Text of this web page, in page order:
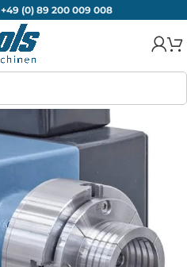
+49 (0) 89 200 009 008